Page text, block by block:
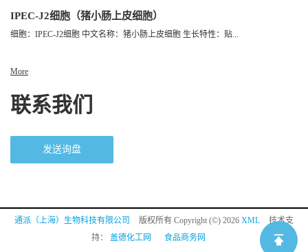
IPEC-J2细胞（猪小肠上皮细胞）
细胞：IPEC-J2细胞 中文名称：猪小肠上皮细胞 生长特性：贴...
More
联系我们
发送询盘
通派（上海）生物科技有限公司 版权所有 Copyright (©) 2026 XML
技术支
持： 盖德化工网 食品商务网